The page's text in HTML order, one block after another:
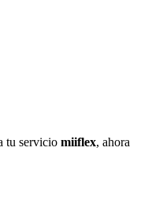
tu servicio miiflex, ahora